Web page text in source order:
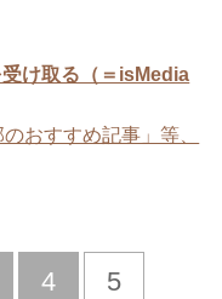
け取る（＝isMedia
おすすめ記事」等、
4 5